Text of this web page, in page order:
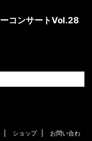
コンサートVol.28
ショップ
お問い合わ